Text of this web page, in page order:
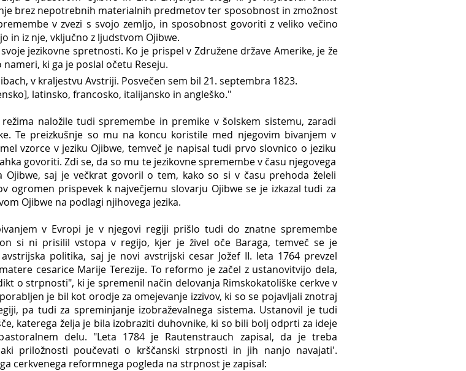
brez nepotrebnih materialnih predmetov ter sposobnost in zmožnost
v zvezi s svojo zemljo, in sposobnost govoriti z veliko večino
in iz nje, vključno z ljudstvom Ojibwe.
jezikovne spretnosti. Ko je prispel v Združene države Amerike, je že
ki ga je poslal očetu Reseju.
v kraljestvu Avstriji. Posvečen sem bil 21. septembra 1823.
latinsko, francosko, italijansko in angleško."
naložile tudi spremembe in premike v šolskem sistemu, zaradi
Te preizkušnje so mu na koncu koristile med njegovim bivanjem v
vzorce v jeziku Ojibwe, temveč je napisal tudi prvo slovnico o jeziku
govoriti. Zdi se, da so mu te jezikovne spremembe v času njegovega
saj je večkrat govoril o tem, kako so si v času prehoda želeli
ogromen prispevek k največjemu slovarju Ojibwe se je izkazal tudi za
Ojibwe na podlagi njihovega jezika.
v Evropi je v njegovi regiji prišlo tudi do znatne spremembe
si ni prisilil vstopa v regijo, kjer je živel oče Baraga, temveč se je
politika, saj je novi avstrijski cesar Jožef II. leta 1764 prevzel
cesarice Marije Terezije. To reformo je začel z ustanovitvijo dela,
o strpnosti", ki je spremenil način delovanja Rimskokatoliške cerkve v
je bil kot orodje za omejevanje izzivov, ki so se pojavljali znotraj
pa tudi za spreminjanje izobraževalnega sistema. Ustanovil je tudi
katerega želja je bila izobraziti duhovnike, ki so bili bolj odprti za ideje
delu. "Leta 1784 je Rautenstrauch zapisal, da je treba
priložnosti poučevati o krščanski strpnosti in jih nanjo navajati'.
cerkvenega reformnega pogleda na strpnost je zapisal: